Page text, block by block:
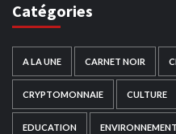
Catégories
A LA UNE CARNET NOIR
CRYPTOMONNAIE CULTURE
EDUCATION ENVIRONNEMENT